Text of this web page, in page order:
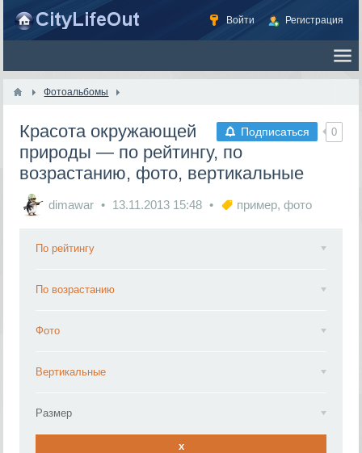
Войти Регистрация
Фотоальбомы
Подписаться 0
Красота окружающей
природы — по рейтингу, по
возрастанию, фото, вертикальные
dimawar 13.11.2013 15:48 пример,фото
По рейтингу
По возрастанию
Фото
Вертикальные
Размер
x